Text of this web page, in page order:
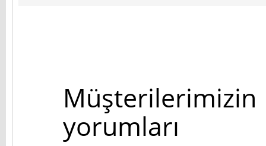
Müşterilerimizin
yorumları